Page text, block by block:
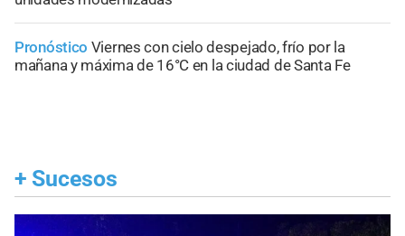
Pronóstico Viernes con cielo despejado, frío por la
mañana y máxima de 16°C en la ciudad de Santa Fe
+ Sucesos